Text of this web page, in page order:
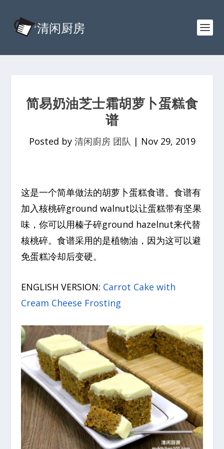
简易奶油芝士霜胡萝卜蛋糕食
谱
Posted by 清闲廚房 团队 | Nov 29, 2019
这是一个简单做法的胡萝卜蛋糕食谱。食谱有
加入核桃碎ground walnut以让蛋糕带有坚果
味，你可以用榛子碎ground hazelnut来代替
核桃碎。食谱采用的是植物油，因为这可以避
免蛋糕冷却后变硬。
ENGLISH VERSION: Carrot Cake with
Cream Cheese Frosting